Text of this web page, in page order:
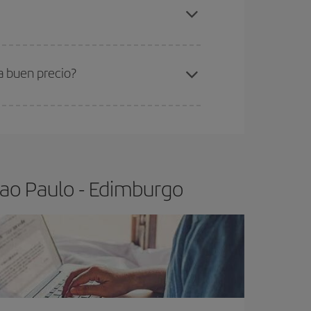
Paulo-Edimburgo-dest
buen precio?
Paulo - Edimburgo